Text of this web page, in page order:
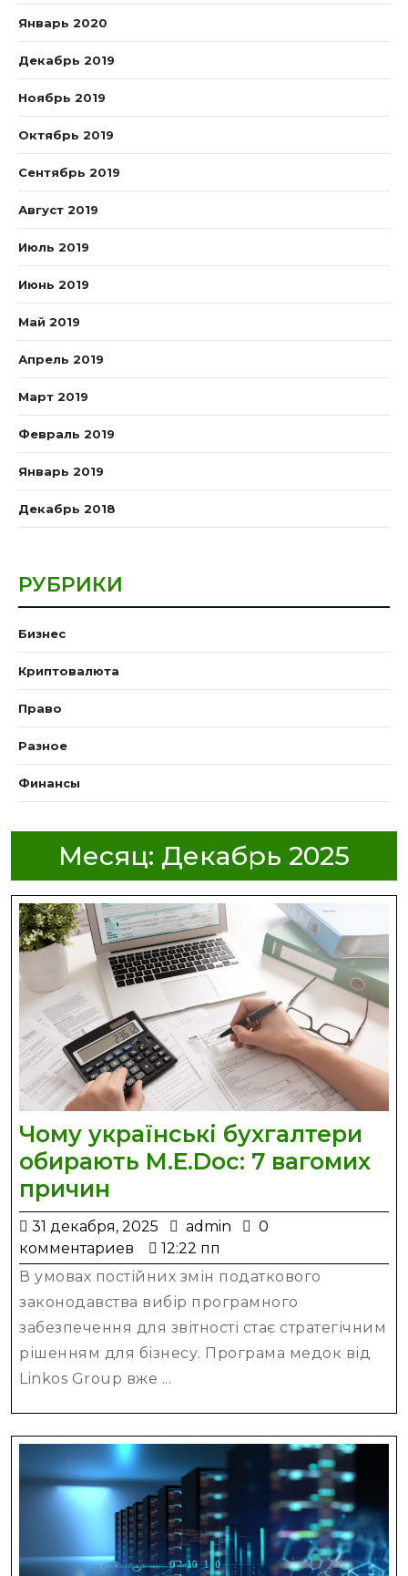
Январь 2020
Декабрь 2019
Ноябрь 2019
Октябрь 2019
Сентябрь 2019
Август 2019
Июль 2019
Июнь 2019
Май 2019
Апрель 2019
Март 2019
Февраль 2019
Январь 2019
Декабрь 2018
РУБРИКИ
Бизнес
Криптовалюта
Право
Разное
Финансы
Месяц: Декабрь 2025
Чому українські бухгалтери
обирають M.E.Doc: 7 вагомих
причин
українські
бухгалтери
обирають
M.E.Doc:
7
вагомих
причин
31 декабря, 2025
31
декабря,
2025
admin admin
0
комментариев
12:22 пп
В умовах постійних змін податкового
законодавства вибір програмного
забезпечення для звітності стає стратегічним
рішенням для бізнесу. Програма медок від
Linkos Group вже ...